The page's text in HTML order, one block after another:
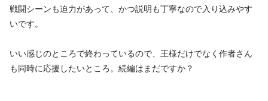
戦闘シーンも迫力があって、かつ説明も丁寧なので入り込みやす
いです。
いい感じのところで終わっているので、王様だけでなく作者さん
も同時に応援したいところ。続編はまだですか？